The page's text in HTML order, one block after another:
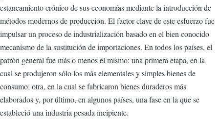
estancamiento crónico de sus economías mediante la introducción de
métodos modernos de producción. El factor clave de este esfuerzo fue
impulsar un proceso de industrialización basado en el bien conocido
mecanismo de la sustitución de importaciones. En todos los países, el
patrón general fue más o menos el mismo: una primera etapa, en la
cual se produjeron sólo los más elementales y simples bienes de
consumo; otra, en la cual se fabricaron bienes duraderos más
elaborados y, por último, en algunos países, una fase en la que se
estableció una industria pesada incipiente.